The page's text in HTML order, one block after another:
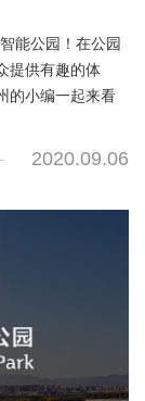
能公园！在公园
提供有趣的体
的小编一起来看
2020.09.06